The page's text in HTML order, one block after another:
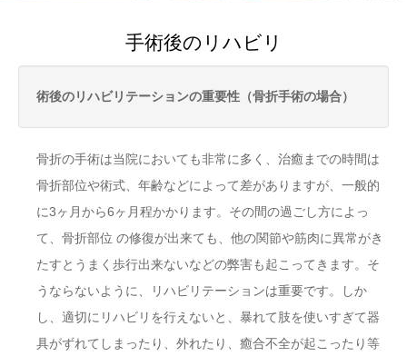
手術後のリハビリ
術後のリハビリテーションの重要性（骨折手術の場合）
骨折の手術は当院においても非常に多く、治癒までの時間は
骨折部位や術式、年齢などによって差がありますが、一般的
に3ヶ月から6ヶ月程かかります。その間の過ごし方によっ
て、骨折部位 の修復が出来ても、他の関節や筋肉に異常がき
たすとうまく歩行出来ないなどの弊害も起こってきます。そ
うならないように、リハビリテーションは重要です。しか
し、適切にリハビリを行えないと、暴れて肢を使いすぎて器
具がずれてしまったり、外れたり、癒合不全が起こったり等